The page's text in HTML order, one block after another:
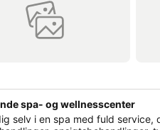
spa- og wellnesscenter
selv i en spa med fuld service,